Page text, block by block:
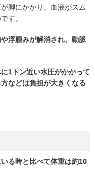
脚にかかり、血液がスム
す。
浮腫みが解消され、動脈
1トン近い水圧がかかって
などは負担が大きくなる
る時と比べて体重は約10